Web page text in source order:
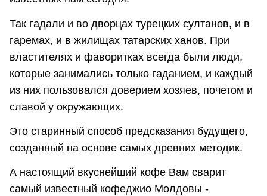
Так гадали и во дворцах турецких султанов, и в
гаремах, и в жилищах татарских ханов. При
властителях и фаворитках всегда были люди,
которые занимались только гаданием, и каждый
из них пользовался доверием хозяев, почетом и
славой у окружающих.
Это старинный способ предсказания будущего,
созданный на основе самых древних методик.
А настоящий вкуснейший кофе Вам сварит
самый известный кофеджио Молдовы -